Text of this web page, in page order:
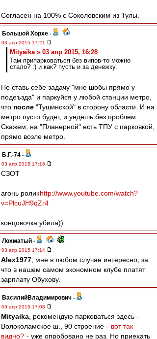
Согласен на 100% с Соколовским из Тулы.
Большой Хорхе -
03 апр 2015 17:21
Mityaika » 03 апр 2015, 16:28
Там припарковаться без випов-то можно
стало? :) и как? пусть и за денежку.
Не ставь себе задачу "мне шобы прямо у
подеъзда" и паркуйся у любой станции метро,
что после "Тушинской" в сторону области. И на
метро пусто будет, и уедешь без проблем.
Скажем, на "Планерной" есть ТПУ с парковкой,
прямо возле метро.
Б.Г.-74 -
03 апр 2015 17:16
СЗОТ
агонь роликhttp://www.youtube.com/watch?
v=PlcuJH9qZr4
концовочка убила))
Лохматый -
03 апр 2015 17:14
Alex1977 , мне в любом случае интересно, за
что в нашем самом экономном клубе платят
зарплату Обухову.
ВасилийВладимирович -
03 апр 2015 17:08
Mityaika , рекомендую парковаться здесь -
Волоколамское ш., 90 строение - вот так
видно? - уже опробовано не раз. Но приехать